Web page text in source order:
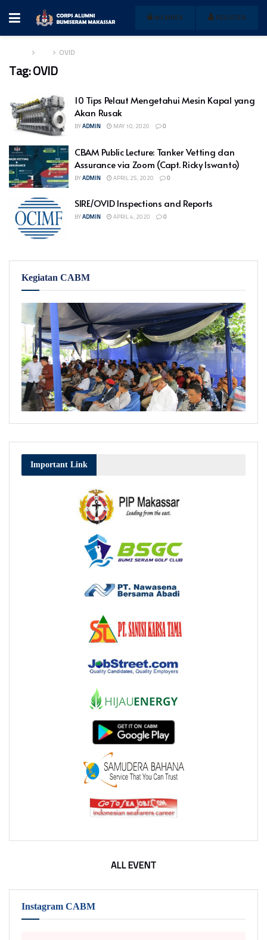
MEMBER REGISTER
OVID
Tag:OVID
10 Tips Pelaut Mengetahui Mesin Kapal yang
Akan Rusak
BYADMIN MAY 10, 2020 0
CBAM Public Lecture: Tanker Vetting dan
Assurance via Zoom (Capt. Ricky Iswanto)
BYADMIN APRIL 25, 2020 0
SIRE/OVID Inspections and Reports
BYADMIN APRIL 4, 2020 0
Kegiatan CABM
Important Link
ALL EVENT
Instagram CABM